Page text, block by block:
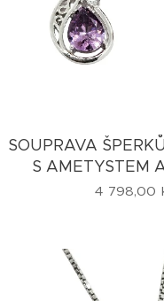
SOUPRAVA
S AMETYSTEM
4 798,00